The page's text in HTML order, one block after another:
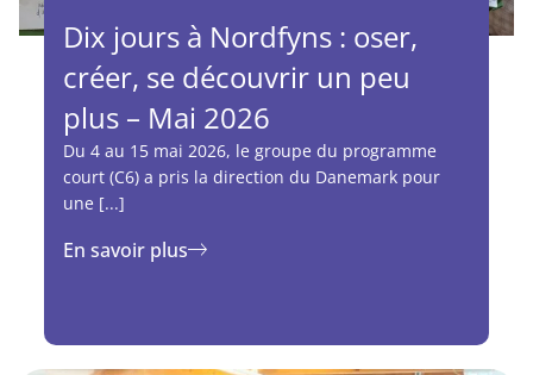
Dix jours à Nordfyns : oser,
créer, se découvrir un peu
plus – Mai 2026
Du 4 au 15 mai 2026, le groupe du programme
court (C6) a pris la direction du Danemark pour
une [...]
En savoir plus